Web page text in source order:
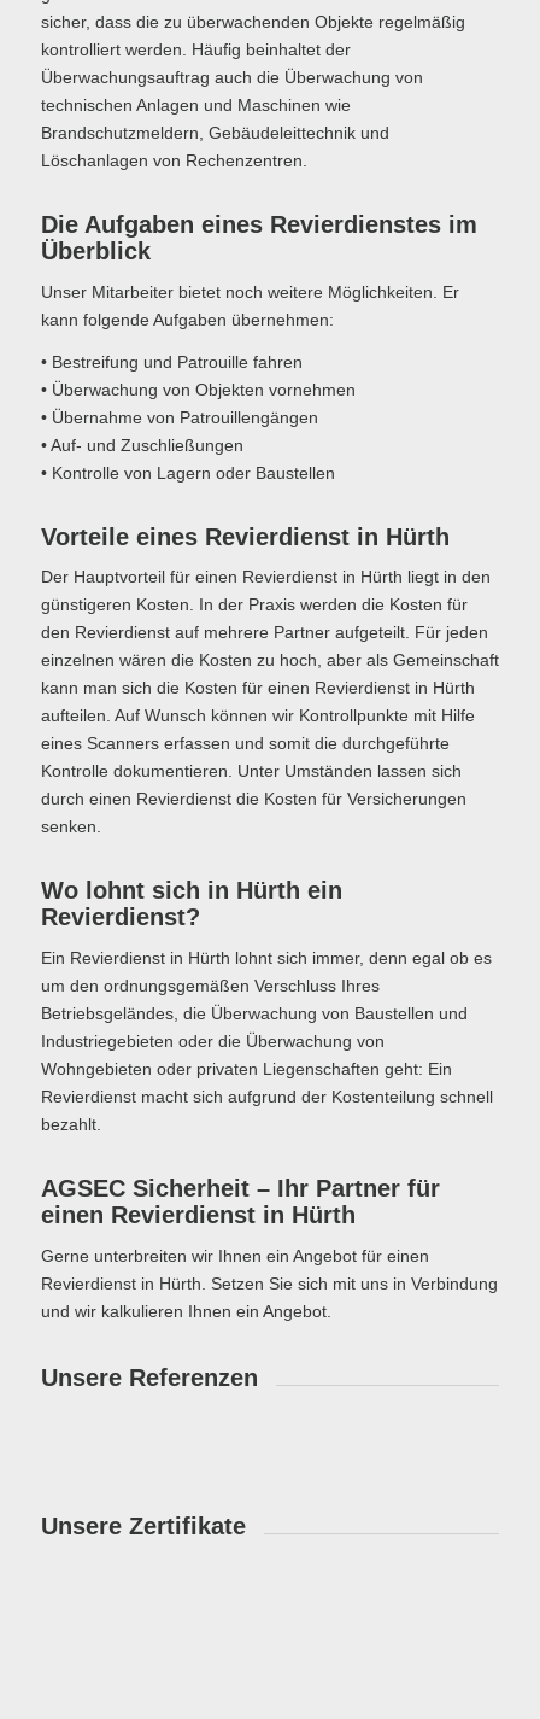
sicher, dass die zu überwachenden Objekte regelmäßig
kontrolliert werden. Häufig beinhaltet der
Überwachungsauftrag auch die Überwachung von
technischen Anlagen und Maschinen wie
Brandschutzmeldern, Gebäudeleittechnik und
Löschanlagen von Rechenzentren.
Die Aufgaben eines Revierdienstes im
Überblick
Unser Mitarbeiter bietet noch weitere Möglichkeiten. Er
kann folgende Aufgaben übernehmen:
• Bestreifung und Patrouille fahren
• Überwachung von Objekten vornehmen
• Übernahme von Patrouillengängen
• Auf- und Zuschließungen
• Kontrolle von Lagern oder Baustellen
Vorteile eines Revierdienst in Hürth
Der Hauptvorteil für einen Revierdienst in Hürth liegt in den
günstigeren Kosten. In der Praxis werden die Kosten für
den Revierdienst auf mehrere Partner aufgeteilt. Für jeden
einzelnen wären die Kosten zu hoch, aber als Gemeinschaft
kann man sich die Kosten für einen Revierdienst in Hürth
aufteilen. Auf Wunsch können wir Kontrollpunkte mit Hilfe
eines Scanners erfassen und somit die durchgeführte
Kontrolle dokumentieren. Unter Umständen lassen sich
durch einen Revierdienst die Kosten für Versicherungen
senken.
Wo lohnt sich in Hürth ein
Revierdienst?
Ein Revierdienst in Hürth lohnt sich immer, denn egal ob es
um den ordnungsgemäßen Verschluss Ihres
Betriebsgeländes, die Überwachung von Baustellen und
Industriegebieten oder die Überwachung von
Wohngebieten oder privaten Liegenschaften geht: Ein
Revierdienst macht sich aufgrund der Kostenteilung schnell
bezahlt.
AGSEC Sicherheit – Ihr Partner für
einen Revierdienst in Hürth
Gerne unterbreiten wir Ihnen ein Angebot für einen
Revierdienst in Hürth. Setzen Sie sich mit uns in Verbindung
und wir kalkulieren Ihnen ein Angebot.
Unsere Referenzen
Unsere Zertifikate